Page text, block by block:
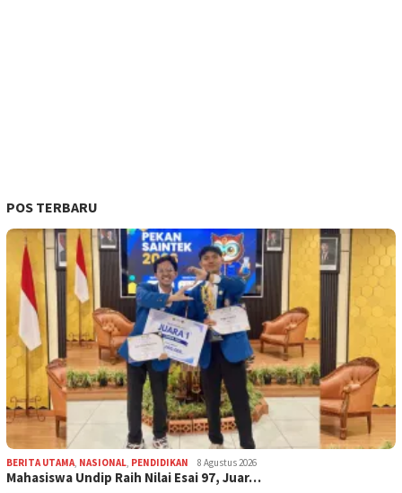
POS TERBARU
BERITA UTAMA, NASIONAL, PENDIDIKAN 8 Agustus 2026
Mahasiswa Undip Raih Nilai Esai 97, Juar…